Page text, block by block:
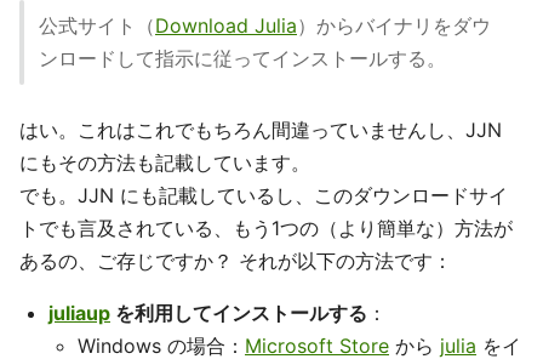
公式サイト（Download Julia）からバイナリをダウ
ンロードして指示に従ってインストールする。
はい。これはこれでもちろん間違っていませんし、JJN
にもその方法も記載しています。
でも。JJN にも記載しているし、このダウンロードサイ
トでも言及されている、もう1つの（より簡単な）方法が
あるの、ご存じですか？ それが以下の方法です：
juliaup を利用してインストールする ：
Windows の場合： Microsoft Store から julia をイ